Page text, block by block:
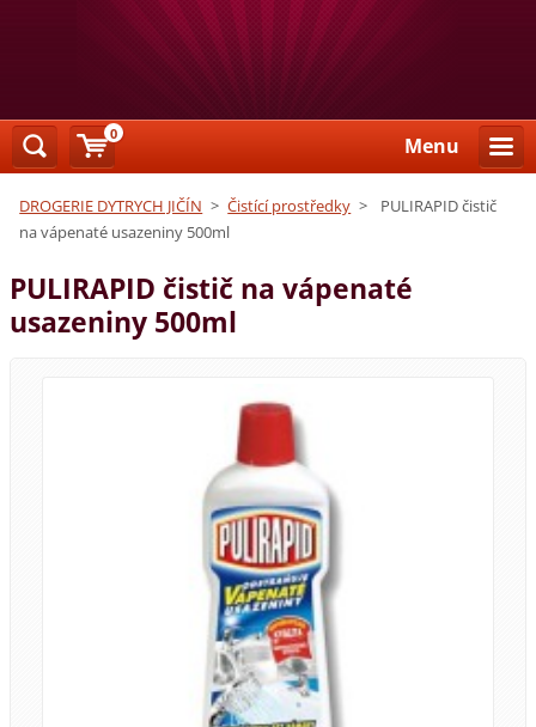
Menu
DROGERIE DYTRYCH JIČÍN > Čistící prostředky >
PULIRAPID čistič
na vápenaté usazeniny 500ml
PULIRAPID čistič na vápenaté
usazeniny 500ml
0